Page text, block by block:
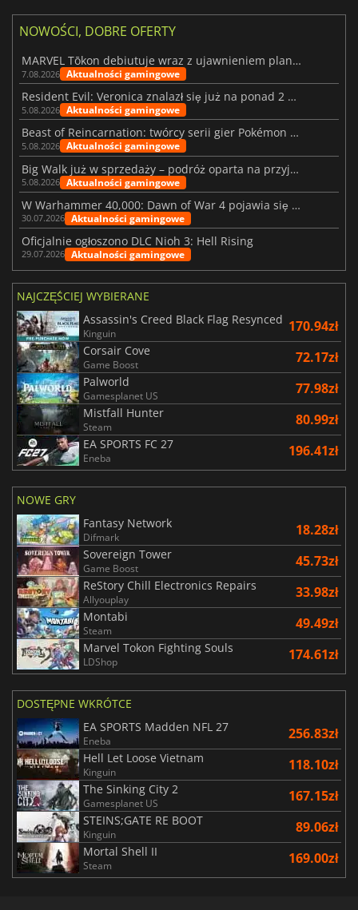
NOWOŚCI, DOBRE OFERTY
MARVEL Tōkon debiutuje wraz z ujawnieniem planu rozwoju na pierwszy rok
7.08.2026 Aktualności gamingowe
Resident Evil: Veronica znalazł się już na ponad 2 milionach list życzeń
5.08.2026 Aktualności gamingowe
Beast of Reincarnation: twórcy serii gier Pokémon wkraczają na nową ścieżkę
5.08.2026 Aktualności gamingowe
Big Walk już w sprzedaży – podróż oparta na przyjaźni
5.08.2026 Aktualności gamingowe
W Warhammer 40,000: Dawn of War 4 pojawia się frakcja Nekronów
30.07.2026 Aktualności gamingowe
Oficjalnie ogłoszono DLC Nioh 3: Hell Rising
29.07.2026 Aktualności gamingowe
NAJCZĘŚCIEJ WYBIERANE
Assassin's Creed Black Flag Resynced
Kinguin 170.94zł
Corsair Cove
Game Boost 72.17zł
Palworld
Gamesplanet US 77.98zł
Mistfall Hunter
Steam 80.99zł
EA SPORTS FC 27
Eneba 196.41zł
NOWE GRY
Fantasy Network
Difmark 18.28zł
Sovereign Tower
Game Boost 45.73zł
ReStory Chill Electronics Repairs
Allyouplay 33.98zł
Montabi
Steam 49.49zł
Marvel Tokon Fighting Souls
LDShop 174.61zł
DOSTĘPNE WKRÓTCE
EA SPORTS Madden NFL 27
Eneba 256.83zł
Hell Let Loose Vietnam
Kinguin 118.10zł
The Sinking City 2
Gamesplanet US 167.15zł
STEINS;GATE RE BOOT
Kinguin 89.06zł
Mortal Shell II
Steam 169.00zł